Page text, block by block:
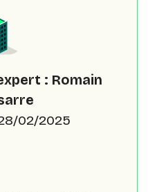
: Romain
02/2025